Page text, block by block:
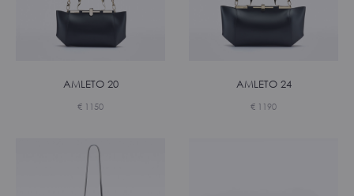
AMLETO 20
€ 1150
AMLETO 24
€ 1190